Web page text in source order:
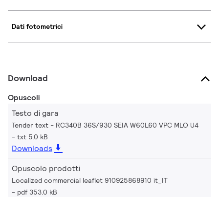
Dati fotometrici
Download
Opuscoli
Testo di gara
Tender text - RC340B 36S/930 SEIA W60L60 VPC MLO U4
txt 5.0 kB
Downloads
Opuscolo prodotti
Localized commercial leaflet 910925868910 it_IT
pdf 353.0 kB